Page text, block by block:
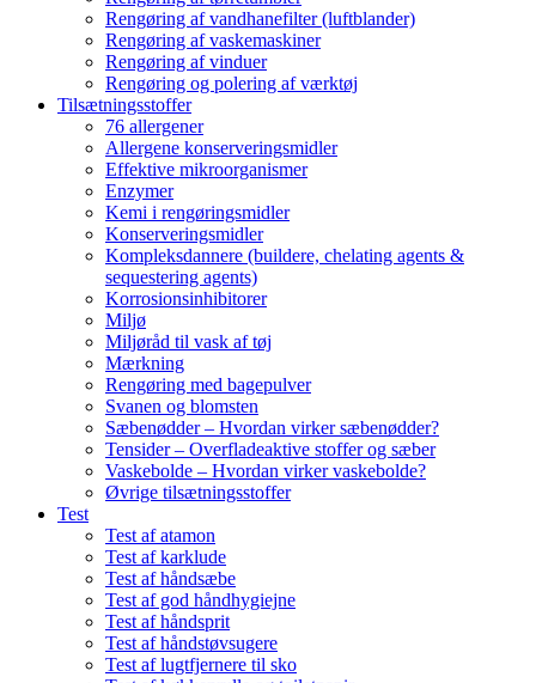
Rengøring af vandhanefilter (luftblander)
Rengøring af vaskemaskiner
Rengøring af vinduer
Rengøring og polering af værktøj
Tilsætningsstoffer
76 allergener
Allergene konserveringsmidler
Effektive mikroorganismer
Enzymer
Kemi i rengøringsmidler
Konserveringsmidler
Kompleksdannere (buildere, chelating agents &
sequestering agents)
Korrosionsinhibitorer
Miljø
Miljøråd til vask af tøj
Mærkning
Rengøring med bagepulver
Svanen og blomsten
Sæbenødder – Hvordan virker sæbenødder?
Tensider – Overfladeaktive stoffer og sæber
Vaskebolde – Hvordan virker vaskebolde?
Øvrige tilsætningsstoffer
Test
Test af atamon
Test af karklude
Test af håndsæbe
Test af god håndhygiejne
Test af håndsprit
Test af håndstøvsugere
Test af lugtfjernere til sko